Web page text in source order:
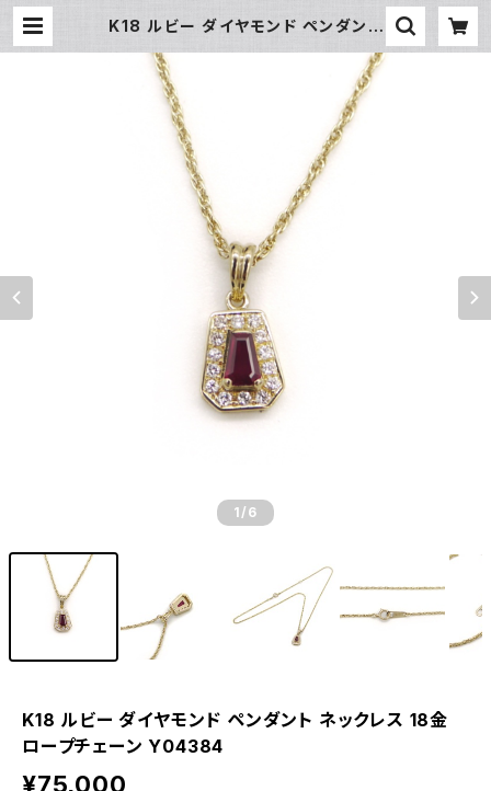
K18 ルビー ダイヤモンド ペンダント
4384 | 大和屋質店 前橋三俣店
1 /6
K18 ルビー ダイヤモンド ペンダント ネックレス 18金
ロープチェーン Y04384
¥75,000